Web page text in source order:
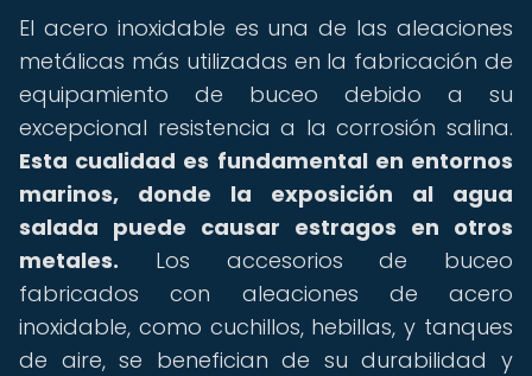
El acero inoxidable es una de las aleaciones
metálicas más utilizadas en la fabricación de
equipamiento de buceo debido a su
excepcional resistencia a la corrosión salina.
Esta cualidad es fundamental en entornos
marinos, donde la exposición al agua
salada puede causar estragos en otros
metales. Los accesorios de buceo
fabricados con aleaciones de acero
inoxidable, como cuchillos, hebillas, y tanques
de aire, se benefician de su durabilidad y